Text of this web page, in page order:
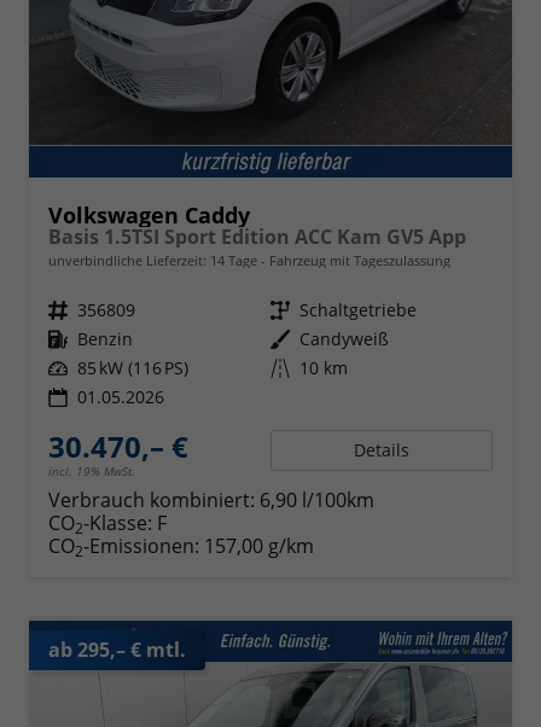
Volkswagen Caddy
Basis 1.5TSI Sport Edition ACC Kam GV5 App
unverbindliche Lieferzeit: 14 Tage Fahrzeug mit Tageszulassung
Fahrzeugnr. 356809 Getriebe Schaltgetriebe
Kraftstoff Benzin Außenfarbe Candyweiß
Leistung 85 kW (116 PS) Kilometerstand 10 km
01.05.2026
30.470,– €
incl. 19% MwSt.
Details
Verbrauch kombiniert: 6,90 l/100km
CO2-Klasse: F
CO2-Emissionen: 157,00 g/km
ab 295,– € mtl.